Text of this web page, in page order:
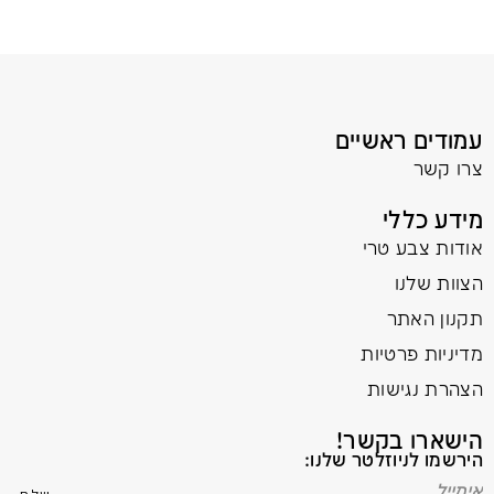
עמודים ראשיים
צרו קשר
מידע כללי
אודות צבע טרי
הצוות שלנו
תקנון האתר
מדיניות פרטיות
הצהרת נגישות
הישארו בקשר!
הירשמו לניוזלטר שלנו: